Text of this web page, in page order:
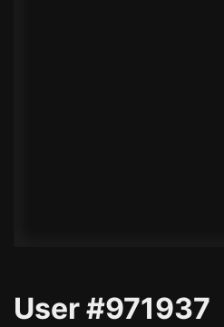
User #971937